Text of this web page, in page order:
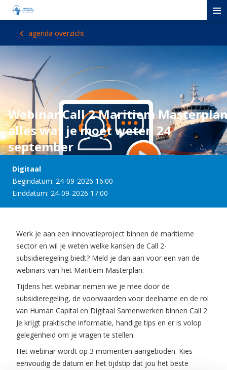
agenda overzicht
Webinar Call 2 Maritiem
alles wat je moet weten 24
september
Digitaal
Begindatum: 24-09-2026 16:00
Einddatum: 24-09-2026 17:00
Werk je aan een innovatieproject binnen de maritieme
sector en wil je weten welke kansen de Call 2-
subsidieregeling biedt? Meld je dan aan voor een van de
webinars van het Maritiem Masterplan.
Tijdens het webinar nemen we je mee door de
subsidieregeling, de voorwaarden voor deelname en de rol
van Human Capital en Digitaal Samenwerken binnen Call 2.
Je krijgt praktische informatie, handige tips en er is volop
gelegenheid om je vragen te stellen.
Het webinar wordt op 3 momenten aangeboden. Kies
eenvoudig de datum en het tijdstip dat jou het beste